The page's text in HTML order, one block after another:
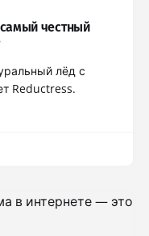
честный
лёд с
Reductress.